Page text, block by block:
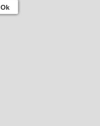
Ok